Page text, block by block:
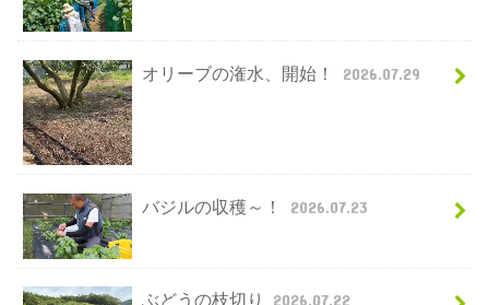
オリーブの潅水、開始！ 2026.07.29
バジルの収穫～！ 2026.07.23
ぶどうの枝切り 2026.07.22